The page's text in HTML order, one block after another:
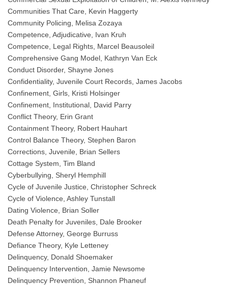
Communities That Care, Kevin Haggerty
Community Policing, Melisa Zozaya
Competence, Adjudicative, Ivan Kruh
Competence, Legal Rights, Marcel Beausoleil
Comprehensive Gang Model, Kathryn Van Eck
Conduct Disorder, Shayne Jones
Confidentiality, Juvenile Court Records, James Jacobs
Confinement, Girls, Kristi Holsinger
Confinement, Institutional, David Parry
Conflict Theory, Erin Grant
Containment Theory, Robert Hauhart
Control Balance Theory, Stephen Baron
Corrections, Juvenile, Brian Sellers
Cottage System, Tim Bland
Cyberbullying, Sheryl Hemphill
Cycle of Juvenile Justice, Christopher Schreck
Cycle of Violence, Ashley Tunstall
Dating Violence, Brian Soller
Death Penalty for Juveniles, Dale Brooker
Defense Attorney, George Burruss
Defiance Theory, Kyle Letteney
Delinquency, Donald Shoemaker
Delinquency Intervention, Jamie Newsome
Delinquency Prevention, Shannon Phaneuf